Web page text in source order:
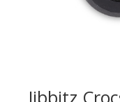
Jibbitz